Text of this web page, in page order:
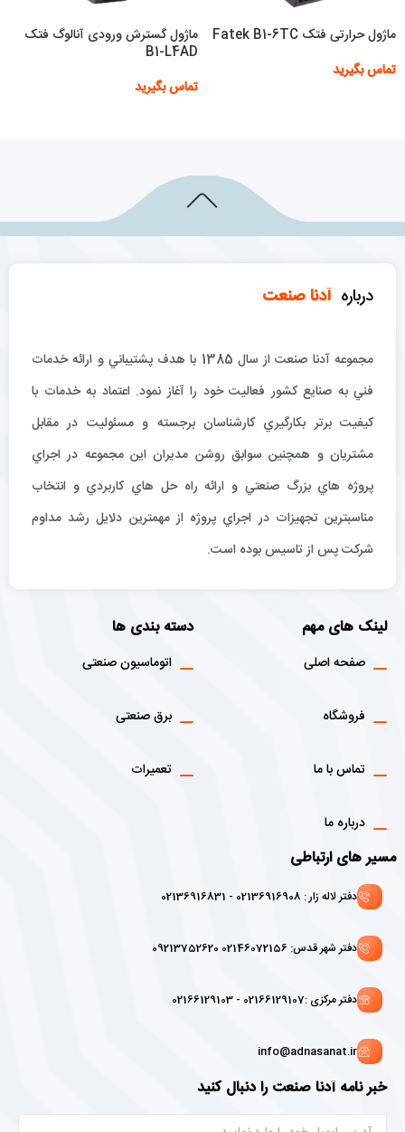
ماژول حرارتی فتک Fatek B1-6TC
تماس بگیرید
ماژول گسترش ورودی آنالوگ فتک
B1-L4AD
تماس بگیرید
درباره آدنا صنعت
مجموعه آدنا صنعت از سال 1385 با هدف پشتيباني و ارائه خدمات
فني به صنايع كشور فعاليت خود را آغاز نمود. اعتماد به خدمات با
كيفيت برتر بكارگيري كارشناسان برجسته و مسئوليت در مقابل
مشتريان و همچنين سوابق روشن مديران اين مجموعه در اجراي
پروژه هاي بزرگ صنعتي و ارائه راه حل هاي كاربردي و انتخاب
مناسبترين تجهيزات در اجراي پروژه از مهمترين دلايل رشد مداوم
شركت پس از تاسيس بوده است.
لینک های مهم
صفحه اصلی
فروشگاه
تماس با ما
درباره ما
دسته بندی ها
اتوماسیون صنعتی
برق صنعتی
تعمیرات
مسیر های ارتباطی
دفتر لاله زار : 02136916908 - 02136916831
دفتر شهر قدس: 02146072156 09213752620
دفتر مرکزی :02166129107 - 02166129103
info@adnasanat.ir
خبر نامه آدنا صنعت را دنبال کنید